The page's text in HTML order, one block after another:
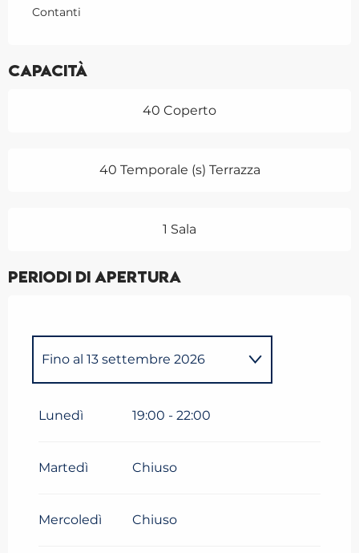
Contanti
Capacità
40 Coperto
40 Temporale (s) Terrazza
1 Sala
Periodi di apertura
2026
maggio 2026
Fino al 13 settembre 2026
Lunedì 19:00 - 22:00
Martedì Chiuso
Mercoledì Chiuso